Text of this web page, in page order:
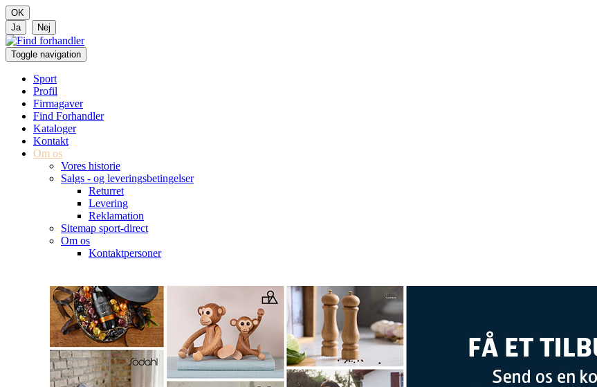
Toggle navigation
Sport
Profil
Firmagaver
Find Forhandler
Kataloger
Kontakt
Om os
Vores historie
Salgs - og leveringsbetingelser
Returret
Levering
Reklamation
Sitemap sport-direct
Om os
Kontaktpersoner